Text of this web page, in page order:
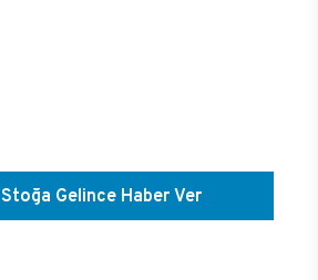
Stoğa Gelince Haber Ver